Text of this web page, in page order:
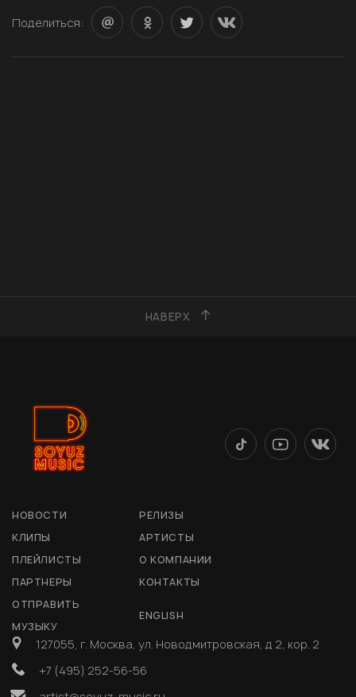
Поделиться:
НАВЕРХ
НОВОСТИ
РЕЛИЗЫ
КЛИПЫ
АРТИСТЫ
ПЛЕЙЛИСТЫ
О КОМПАНИИ
ПАРТНЕРЫ
КОНТАКТЫ
ОТПРАВИТЬ
МУЗЫКУ
ENGLISH
127055, г. Москва, ул. Новодмитровская, д 2, кор. 2
+7 (495) 252-56-56